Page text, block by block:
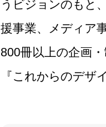
うビジョンのもと
援事業、メディア
800冊以上の企画
『これからのデザ